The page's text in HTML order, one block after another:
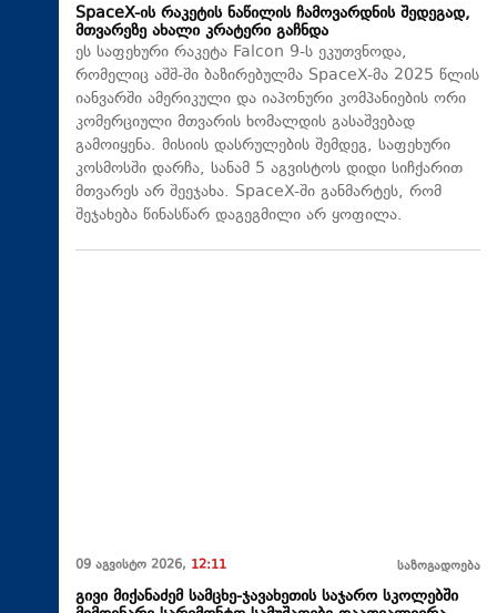
SpaceX-ის რაკეტის ნაწილის ჩამოვარდნის შედეგად,
მთვარეზე ახალი კრატერი გაჩნდა
ეს საფეხური რაკეტა Falcon 9-ს ეკუთვნოდა,
რომელიც აშშ-ში ბაზირებულმა SpaceX-მა 2025 წლის
იანვარში ამერიკული და იაპონური კომპანიების ორი
კომერციული მთვარის ხომალდის გასაშვებად
გამოიყენა. მისიის დასრულების შემდეგ, საფეხური
კოსმოსში დარჩა, სანამ 5 აგვისტოს დიდი სიჩქარით
მთვარეს არ შეეჯახა.​ SpaceX-ში განმარტეს, რომ
შეჯახება წინასწარ დაგეგმილი არ ყოფილა.
09 აგვისტო 2026, 12:11 საზოგადოება
გივი მიქანაძემ სამცხე-ჯავახეთის საჯარო სკოლებში